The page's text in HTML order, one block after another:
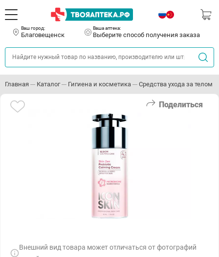
Ваш город:
Благовещенск
Ваша аптека:
Выберите способ получения заказа
Главная Каталог Гигиена и косметика Средства ухода за телом
Поделиться
Внешний вид товара может отличаться от фотографий